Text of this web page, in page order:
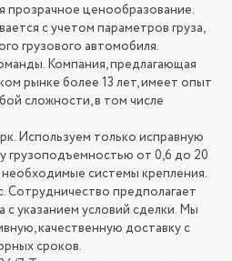
прозрачное ценообразование.
с учетом параметров груза,
грузового автомобиля.
Компания, предлагающая
рынке более 13 лет, имеет опыт
сложности, в том числе
Используем только исправную
грузоподъемностью от 0,6 до 20
системы крепления.
Сотрудничество предполагает
с указанием условий сделки. Мы
качественную доставку с
сроков.